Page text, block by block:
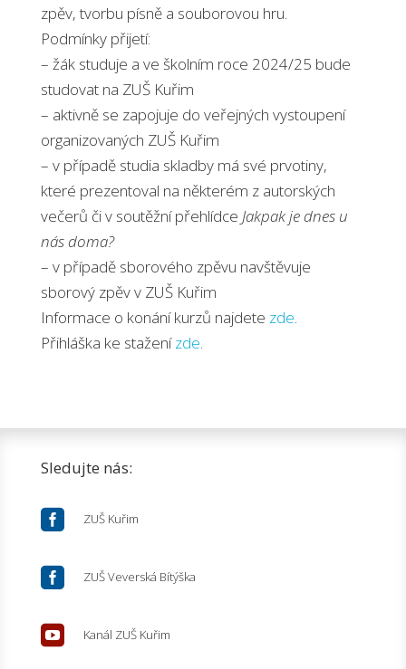
zpěv, tvorbu písně a souborovou hru.
Podmínky přijetí:
– žák studuje a ve školním roce 2024/25 bude
studovat na ZUŠ Kuřim
– aktivně se zapojuje do veřejných vystoupení
organizovaných ZUŠ Kuřim
– v případě studia skladby má své prvotiny,
které prezentoval na některém z autorských
večerů či v soutěžní přehlídce Jakpak je dnes u
nás doma?
– v případě sborového zpěvu navštěvuje
sborový zpěv v ZUŠ Kuřim
Informace o konání kurzů najdete zde.
Přihláška ke staženízde.
Sledujte nás:
 ZUŠ Kuřim
 ZUŠ Veverská Bítýška
 Kanál ZUŠ Kuřim